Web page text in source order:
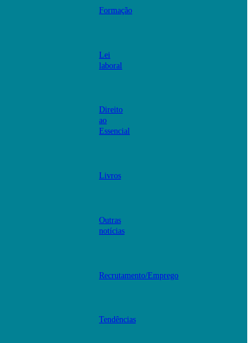
Formação
Lei
laboral
Direito
ao
Essencial
Livros
Outras
notícias
Recrutamento/Emprego
Tendências